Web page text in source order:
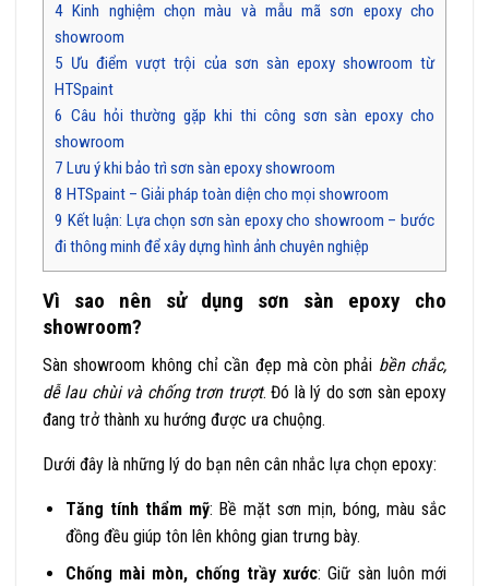
4 Kinh nghiệm chọn màu và mẫu mã sơn epoxy cho
showroom
5 Ưu điểm vượt trội của sơn sàn epoxy showroom từ
HTSpaint
6 Câu hỏi thường gặp khi thi công sơn sàn epoxy cho
showroom
7 Lưu ý khi bảo trì sơn sàn epoxy showroom
8 HTSpaint – Giải pháp toàn diện cho mọi showroom
9 Kết luận: Lựa chọn sơn sàn epoxy cho showroom – bước
đi thông minh để xây dựng hình ảnh chuyên nghiệp
Vì sao nên sử dụng sơn sàn epoxy cho
showroom?
Sàn showroom không chỉ cần đẹp mà còn phải bền chắc,
dễ lau chùi và chống trơn trượt. Đó là lý do sơn sàn epoxy
đang trở thành xu hướng được ưa chuộng.
Dưới đây là những lý do bạn nên cân nhắc lựa chọn epoxy:
Tăng tính thẩm mỹ: Bề mặt sơn mịn, bóng, màu sắc
đồng đều giúp tôn lên không gian trưng bày.
Chống mài mòn, chống trầy xước: Giữ sàn luôn mới